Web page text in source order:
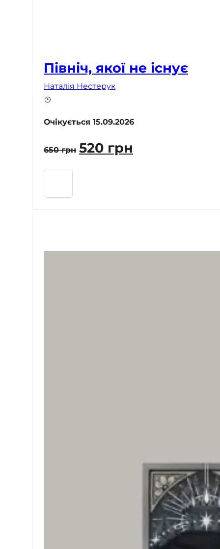
Північ, якої не існує
Наталія Нестерук
Очікується 15.09.2026
650грн
Оригінальна
ціна:
520 грнціна: